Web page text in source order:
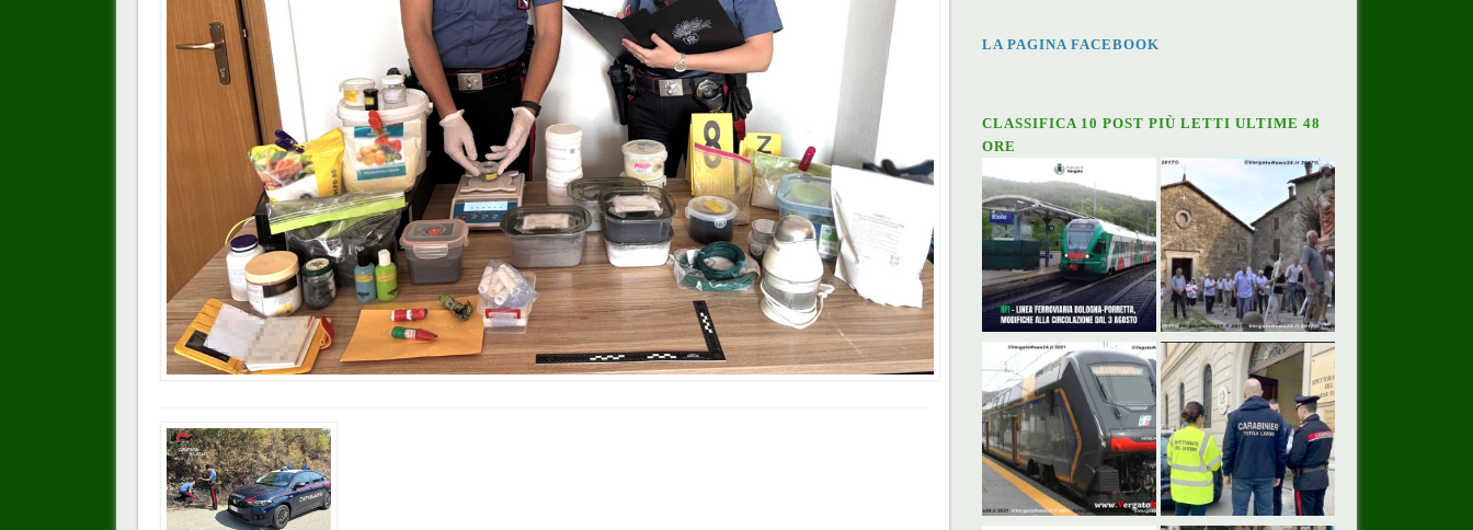
LA PAGINA FACEBOOK
CLASSIFICA 10 POST PIÙ LETTI ULTIME 48
ORE